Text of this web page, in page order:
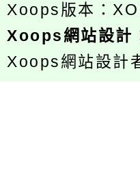
Xoops版本：
Xoops網站設計
Xoops網站設計